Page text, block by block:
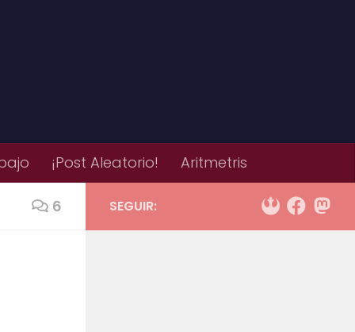
¡Post Aleatorio! Aritmetris
6 SEGUIR: